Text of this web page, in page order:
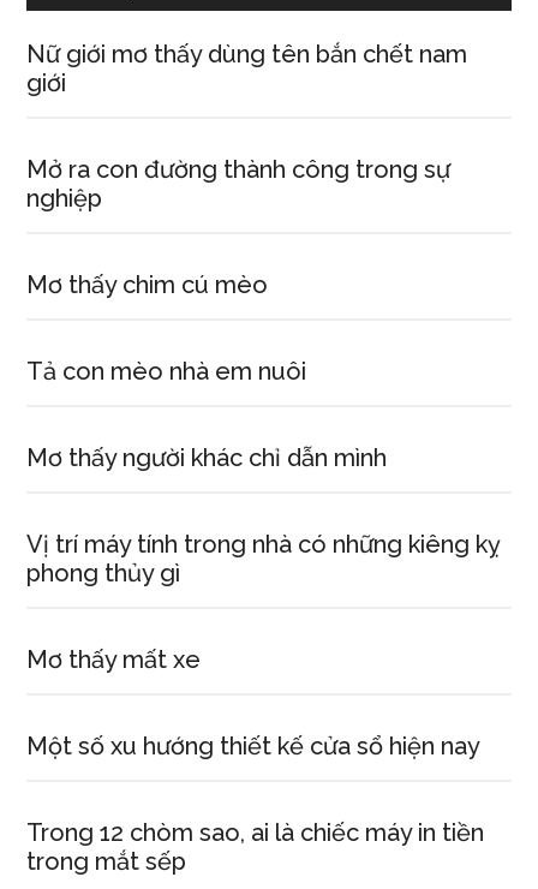
Nữ giới mơ thấy dùng tên bắn chết nam
giới
Mở ra con đường thành công trong sự
nghiệp
Mơ thấy chim cú mèo
Tả con mèo nhà em nuôi
Mơ thấy người khác chỉ dẫn mình
Vị trí máy tính trong nhà có những kiêng kỵ
phong thủy gì
Mơ thấy mất xe
Một số xu hướng thiết kế cửa sổ hiện nay
Trong 12 chòm sao, ai là chiếc máy in tiền
trong mắt sếp